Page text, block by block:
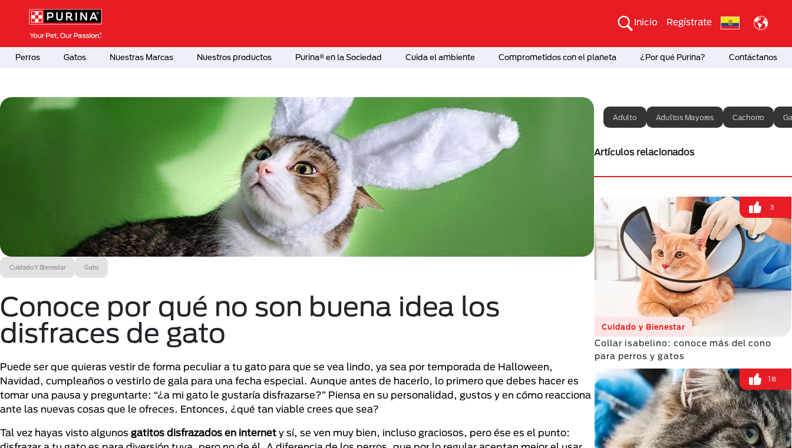
Pasar al contenido principal
Menú Secundario Purina
Inicio Regístrate
Menú Principal Purina
Perros Gatos Nuestras Marcas Nuestros productos Purina® en la Sociedad Cuida el ambiente Comprometidos con el planeta ¿Por qué Purina? Contáctanos
Cuidado Y Bienestar Gato
Conoce por qué no son buena idea los
disfraces de gato
Puede ser que quieras vestir de forma peculiar a tu gato para que se vea lindo, ya sea por temporada de Halloween,
Navidad, cumpleaños o vestirlo de gala para una fecha especial. Aunque antes de hacerlo, lo primero que debes hacer es
tomar una pausa y preguntarte: “¿a mi gato le gustaría disfrazarse?” Piensa en su personalidad, gustos y en cómo reacciona
ante las nuevas cosas que le ofreces. Entonces, ¿qué tan viable crees que sea?
Tal vez hayas visto algunos gatitos disfrazados en internet y sí, se ven muy bien, incluso graciosos, pero ése es el punto:
Adulto Adultos Mayores Cachorro
Artículos relacionados
3
Cuidado y Bienestar
Collar isabelino: conoce más del cono
para perros y gatos
18